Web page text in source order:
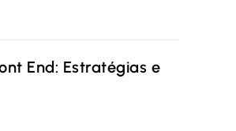
End: Estratégias e